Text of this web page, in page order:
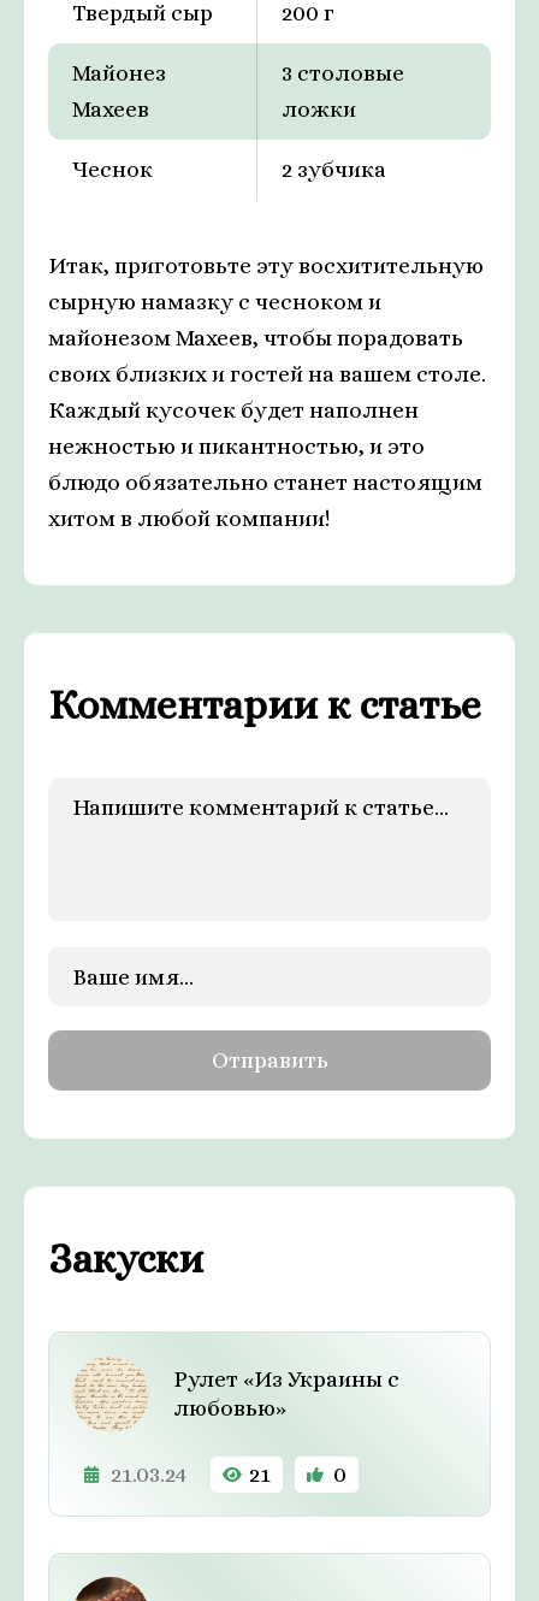
Твердый сыр 200 г
Майонез
Махеев
3 столовые
ложки
Чеснок 2 зубчика
Итак, приготовьте эту восхитительную
сырную намазку с чесноком и
майонезом Махеев, чтобы порадовать
своих близких и гостей на вашем столе.
Каждый кусочек будет наполнен
нежностью и пикантностью, и это
блюдо обязательно станет настоящим
хитом в любой компании!
Комментарии к статье
Закуски
Рулет «Из Украины с
любовью»
21.03.24 21 0